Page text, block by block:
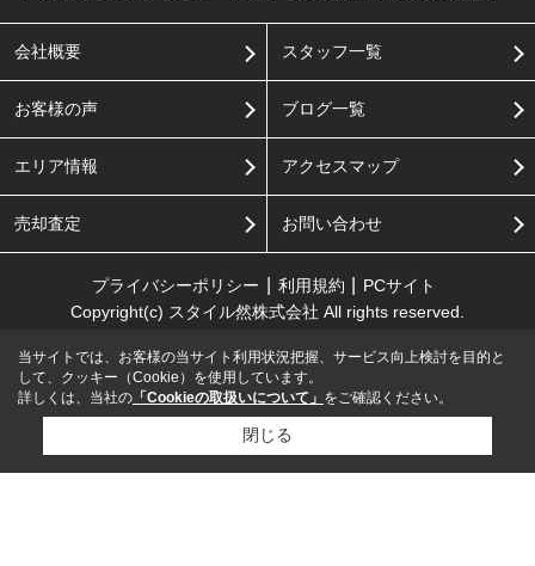
会社概要
お客様の声
エリア情報
売却査定
スタッフ一覧
ブログ一覧
アクセスマップ
お問い合わせ
プライバシーポリシー 利用規約
PCサイト
Copyright(c) スタイル然株式会社 All rights reserved.
当サイトでは、お客様の当サイト利用状況把握、サービス向上検討を目的と
して、クッキー（Cookie）を使用しています。
詳しくは、当社の 「Cookieの取扱いについて」 をご確認ください。
閉じる